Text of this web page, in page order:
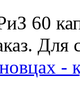
60
. Для
-